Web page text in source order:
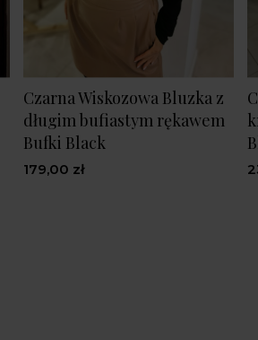
Czarna Wiskozowa Bluzka z
długim bufiastym rękawem
Bufki Black
179,00 zł